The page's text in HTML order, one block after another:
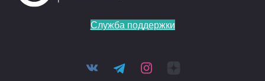
Служба поддержки